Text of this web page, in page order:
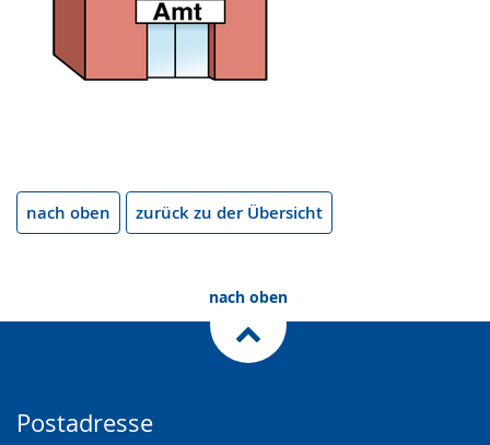
nach oben zurück zu der Übersicht
nach oben
Postadresse